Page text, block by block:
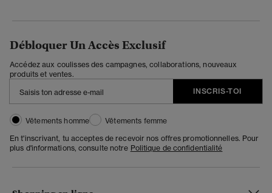
Débloquer Un Accès Exclusif
Accédez aux coulisses des campagnes, collaborations, nouveaux
produits et ventes.
INSCRIS-TOI
Vêtements homme
Vêtements femme
En t'inscrivant, tu acceptes de recevoir nos offres promotionnelles. Pour
plus d'informations, consulte notre Politique de confidentialité